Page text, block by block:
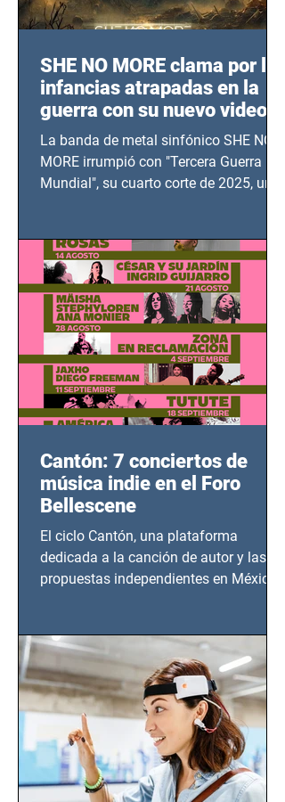
SHE NO MORE clama por las
infancias atrapadas en la
guerra con su nuevo video
TERCERA GUERRA
MUNDIAL
La banda de metal sinfónico SHE NO
MORE irrumpió con "Tercera Guerra
Mundial", su cuarto corte de 2025, un
bélicos.
Cantón: 7 conciertos de
música indie en el Foro
Bellescene
El ciclo Cantón, una plataforma
dedicada a la canción de autor y las
propuestas independientes en México,
CDMX), todos los miércoles a partir del
14 de agosto al 25 de septiembre, a las
20:00 horas.